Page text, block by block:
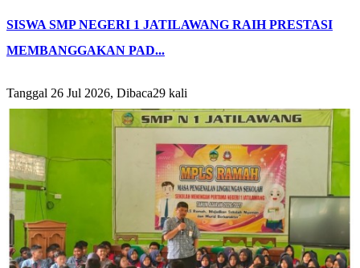
SISWA SMP NEGERI 1 JATILAWANG RAIH PRESTASI
MEMBANGGAKAN PAD...
Tanggal 26 Jul 2026, Dibaca29 kali